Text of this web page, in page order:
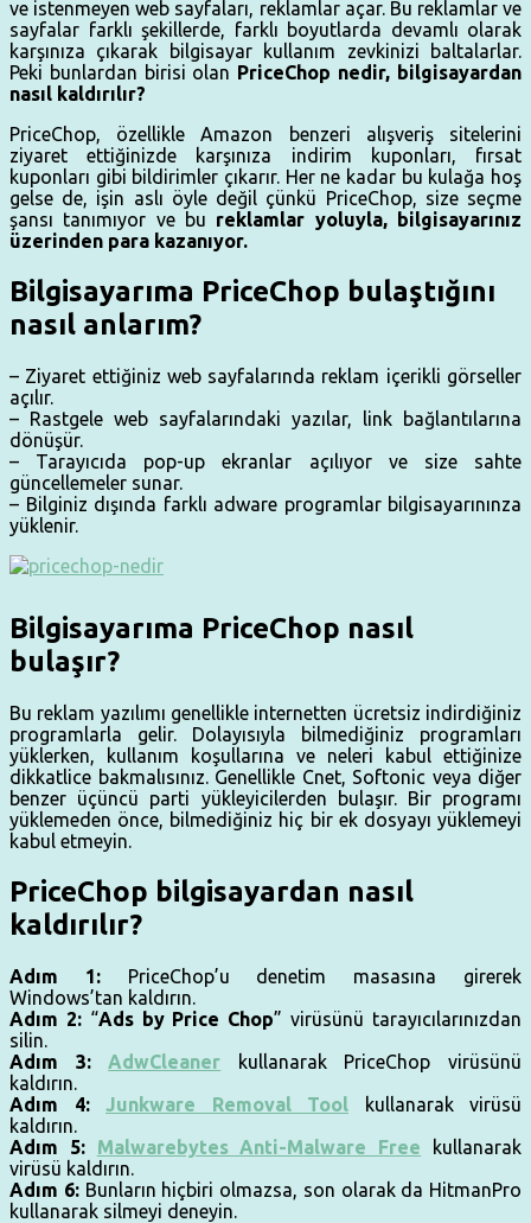
ve istenmeyen web sayfaları, reklamlar açar. Bu reklamlar ve
sayfalar farklı şekillerde, farklı boyutlarda devamlı olarak
karşınıza çıkarak bilgisayar kullanım zevkinizi baltalarlar.
Peki bunlardan birisi olan PriceChop nedir, bilgisayardan
nasıl kaldırılır?
PriceChop, özellikle Amazon benzeri alışveriş sitelerini
ziyaret ettiğinizde karşınıza indirim kuponları, fırsat
kuponları gibi bildirimler çıkarır. Her ne kadar bu kulağa hoş
gelse de, işin aslı öyle değil çünkü PriceChop, size seçme
şansı tanımıyor ve bu reklamlar yoluyla, bilgisayarınız
üzerinden para kazanıyor.
Bilgisayarıma PriceChop bulaştığını
nasıl anlarım?
– Ziyaret ettiğiniz web sayfalarında reklam içerikli görseller
açılır.
– Rastgele web sayfalarındaki yazılar, link bağlantılarına
dönüşür.
– Tarayıcıda pop-up ekranlar açılıyor ve size sahte
güncellemeler sunar.
– Bilginiz dışında farklı adware programlar bilgisayarınınza
yüklenir.
Bilgisayarıma PriceChop nasıl
bulaşır?
Bu reklam yazılımı genellikle internetten ücretsiz indirdiğiniz
programlarla gelir. Dolayısıyla bilmediğiniz programları
yüklerken, kullanım koşullarına ve neleri kabul ettiğinize
dikkatlice bakmalısınız. Genellikle Cnet, Softonic veya diğer
benzer üçüncü parti yükleyicilerden bulaşır. Bir programı
yüklemeden önce, bilmediğiniz hiç bir ek dosyayı yüklemeyi
kabul etmeyin.
PriceChop bilgisayardan nasıl
kaldırılır?
Adım 1:PriceChop’u denetim masasına girerek
Windows’tan kaldırın.
Adım 2:“Ads by Price Chop” virüsünü tarayıcılarınızdan
silin.
Adım 3:
AdwCleaner kullanarak PriceChop virüsünü
kaldırın.
Adım 4:
Junkware Removal Tool kullanarak virüsü
kaldırın.
Adım 5:
Malwarebytes Anti-Malware Free kullanarak
virüsü kaldırın.
Adım 6:Bunların hiçbiri olmazsa, son olarak da HitmanPro
kullanarak silmeyi deneyin.